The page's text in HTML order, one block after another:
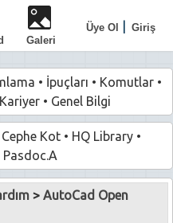
Üye Ol
Giriş
Galeri
• İpuçları • Komutlar •
Kariyer • Genel Bilgi
Cephe Kot• HQ Library•
Pasdoc.A
>AutoCad Open